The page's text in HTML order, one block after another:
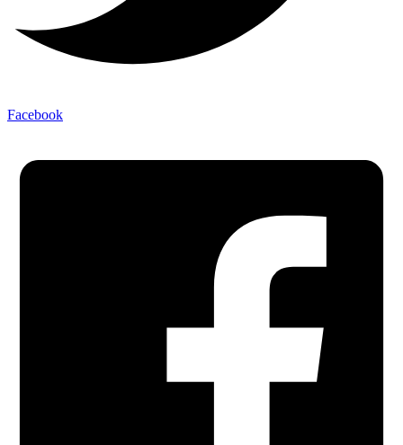
Facebook